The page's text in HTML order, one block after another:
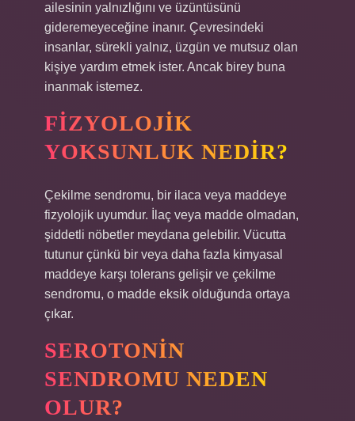
ailesinin yalnızlığını ve üzüntüsünü
gideremeyeceğine inanır. Çevresindeki
insanlar, sürekli yalnız, üzgün ve mutsuz olan
kişiye yardım etmek ister. Ancak birey buna
inanmak istemez.
FIZYOLOJIK
YOKSUNLUK NEDIR?
Çekilme sendromu, bir ilaca veya maddeye
fizyolojik uyumdur. İlaç veya madde olmadan,
şiddetli nöbetler meydana gelebilir. Vücutta
tutunur çünkü bir veya daha fazla kimyasal
maddeye karşı tolerans gelişir ve çekilme
sendromu, o madde eksik olduğunda ortaya
çıkar.
SEROTONIN
SENDROMU NEDEN
OLUR?